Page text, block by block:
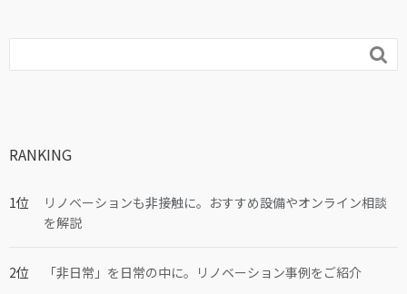

RANKING
リノベーションも非接触に。おすすめ設備やオンライン相談
を解説
「非日常」を日常の中に。リノベーション事例をご紹介